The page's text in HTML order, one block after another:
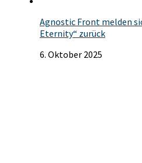
Agnostic Front melden
Eternity“ zurück
6. Oktober 2025